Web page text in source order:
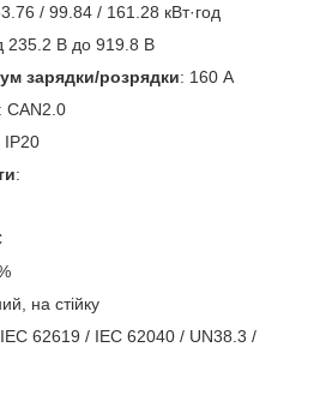
/ 99.84 / 161.28 кВт·год
235.2 В до 919.8 В
зарядки/розрядки: 160 А
: CAN2.0
IP20
:
на стійку
62619 / IEC 62040 / UN38.3 /